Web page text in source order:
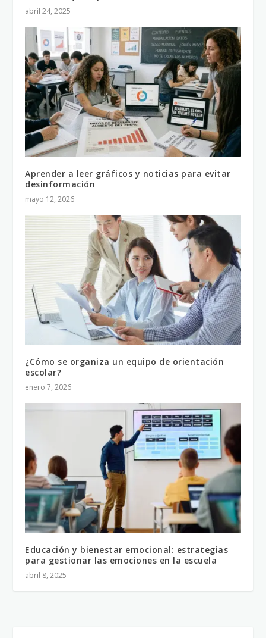
abril 24, 2025
Aprender a leer gráficos y noticias para evitar
desinformación
mayo 12, 2026
¿Cómo se organiza un equipo de orientación
escolar?
enero 7, 2026
Educación y bienestar emocional: estrategias
para gestionar las emociones en la escuela
abril 8, 2025